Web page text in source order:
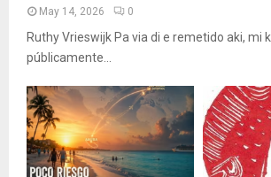
May 14, 2026 0
Ruthy Vrieswijk Pa via di e remetido aki, mi
públicamente...